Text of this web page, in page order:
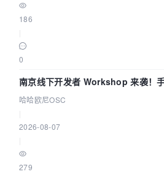
186
0
南京线下开发者 Workshop 来袭！
智能 Agent 应用
哈哈欧尼OSC
2026-08-07
279